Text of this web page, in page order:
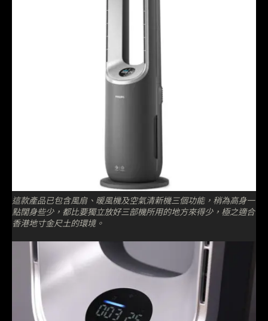
這款產品已包含風扇、暖風機及空氣清新機三個功能，稍為高身一
點闊身些少，都比要獨立放好三部機所用的地方來得少，極之適合
香港地寸金尺土的環境。